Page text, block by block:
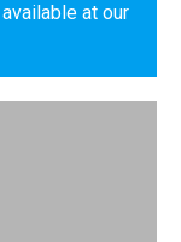
at our